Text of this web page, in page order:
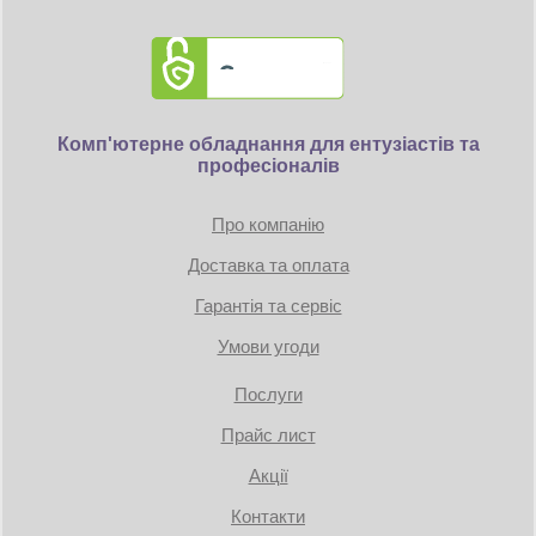
Комп'ютерне обладнання для ентузіастів та
професіоналів
Про компанію
Доставка та оплата
Гарантія та сервіс
Умови угоди
Послуги
Прайс лист
Акції
Контакти